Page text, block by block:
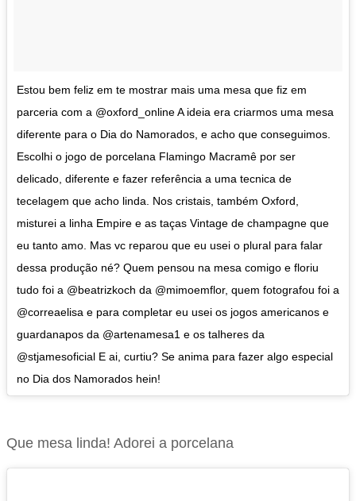
Estou bem feliz em te mostrar mais uma mesa que fiz em
parceria com a @oxford_online A ideia era criarmos uma mesa
diferente para o Dia do Namorados, e acho que conseguimos.
Escolhi o jogo de porcelana Flamingo Macramê por ser
delicado, diferente e fazer referência a uma tecnica de
tecelagem que acho linda. Nos cristais, também Oxford,
misturei a linha Empire e as taças Vintage de champagne que
eu tanto amo. Mas vc reparou que eu usei o plural para falar
dessa produção né? Quem pensou na mesa comigo e floriu
tudo foi a @beatrizkoch da @mimoemflor, quem fotografou foi a
@correaelisa e para completar eu usei os jogos americanos e
guardanapos da @artenamesa1 e os talheres da
@stjamesoficial E ai, curtiu? Se anima para fazer algo especial
no Dia dos Namorados hein!
Que mesa linda! Adorei a porcelana